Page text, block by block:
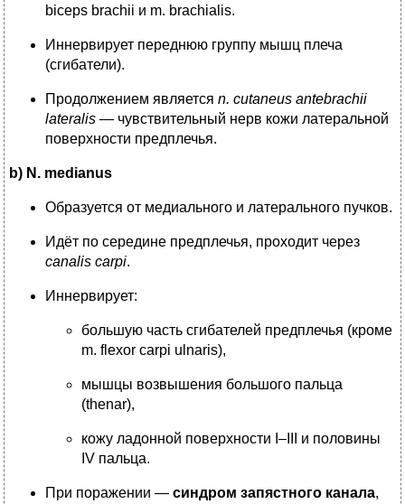
biceps brachii и m. brachialis.
Иннервирует переднюю группу мышц плеча
(сгибатели).
Продолжением является n. cutaneus antebrachii
lateralis — чувствительный нерв кожи латеральной
поверхности предплечья.
b) N. medianus
Образуется от медиального и латерального пучков.
Идёт по середине предплечья, проходит через
canalis carpi.
Иннервирует:
большую часть сгибателей предплечья (кроме
m. flexor carpi ulnaris),
мышцы возвышения большого пальца
(thenar),
кожу ладонной поверхности I–III и половины
IV пальца.
При поражении — синдром запястного канала,